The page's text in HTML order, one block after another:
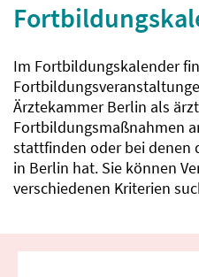
Im Fortbildungskalender
Ärztekammer Berlin als
Fortbildungsmaßnahmen
stattfinden oder bei denen
in Berlin hat. Sie können
verschiedenen Kriterien